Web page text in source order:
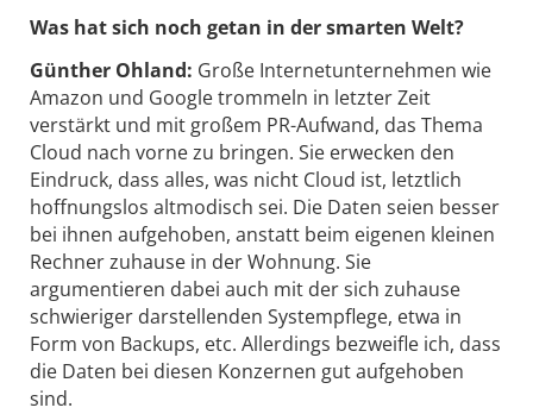
Was hat sich noch getan in der smarten Welt?
Günther Ohland: Große Internetunternehmen wie
Amazon und Google trommeln in letzter Zeit
verstärkt und mit großem PR-Aufwand, das Thema
Cloud nach vorne zu bringen. Sie erwecken den
Eindruck, dass alles, was nicht Cloud ist, letztlich
hoffnungslos altmodisch sei. Die Daten seien besser
bei ihnen aufgehoben, anstatt beim eigenen kleinen
Rechner zuhause in der Wohnung. Sie
argumentieren dabei auch mit der sich zuhause
schwieriger darstellenden System­pflege, etwa in
Form von Backups, etc. Allerdings bezweifle ich, dass
die Daten bei diesen Konzernen gut aufgehoben
sind.